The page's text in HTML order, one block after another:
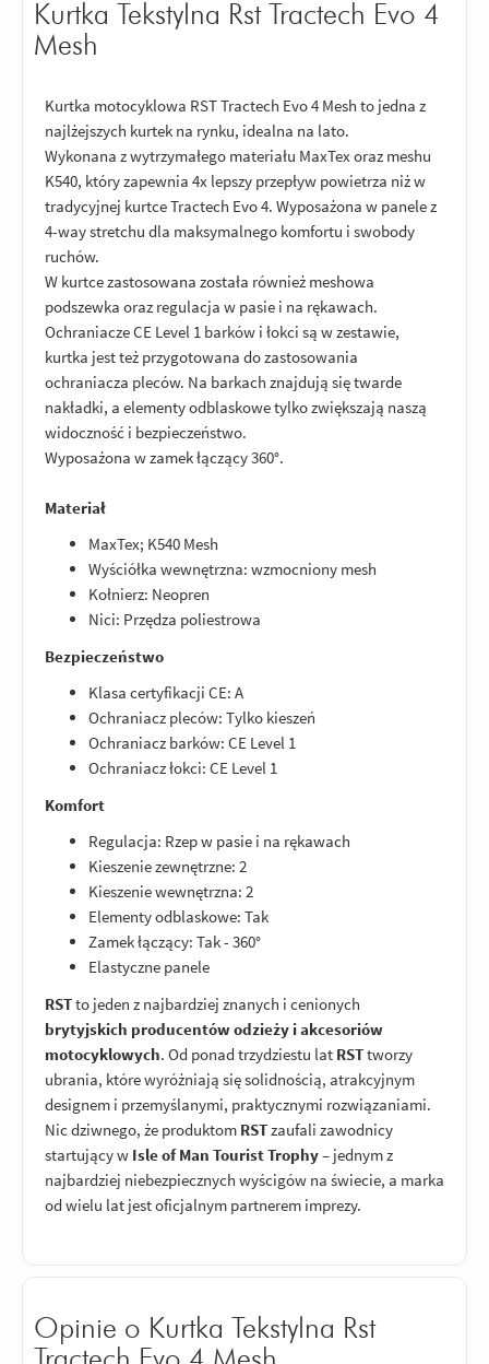
Kurtka Tekstylna Rst Tractech Evo 4
Mesh
Kurtka motocyklowa RST Tractech Evo 4 Mesh to jedna z
najlżejszych kurtek na rynku, idealna na lato.
Wykonana z wytrzymałego materiału MaxTex oraz meshu
K540, który zapewnia 4x lepszy przepływ powietrza niż w
tradycyjnej kurtce Tractech Evo 4. Wyposażona w panele z
4-way stretchu dla maksymalnego komfortu i swobody
ruchów.
W kurtce zastosowana została również meshowa
podszewka oraz regulacja w pasie i na rękawach.
Ochraniacze CE Level 1 barków i łokci są w zestawie,
kurtka jest też przygotowana do zastosowania
ochraniacza pleców. Na barkach znajdują się twarde
nakładki, a elementy odblaskowe tylko zwiększają naszą
widoczność i bezpieczeństwo.
Wyposażona w zamek łączący 360°.
Materiał
MaxTex; K540 Mesh
Wyściółka wewnętrzna: wzmocniony mesh
Kołnierz: Neopren
Nici: Przędza poliestrowa
Bezpieczeństwo
Klasa certyfikacji CE: A
Ochraniacz pleców: Tylko kieszeń
Ochraniacz barków: CE Level 1
Ochraniacz łokci: CE Level 1
Komfort
Regulacja: Rzep w pasie i na rękawach
Kieszenie zewnętrzne: 2
Kieszenie wewnętrzna: 2
Elementy odblaskowe: Tak
Zamek łączący: Tak - 360°
Elastyczne panele
RSTto jeden z najbardziej znanych i cenionych
brytyjskich producentów odzieży i akcesoriów
motocyklowych. Od ponad trzydziestu lat RSTtworzy
ubrania, które wyróżniają się solidnością, atrakcyjnym
designem i przemyślanymi, praktycznymi rozwiązaniami.
Nic dziwnego, że produktom RSTzaufali zawodnicy
startujący w Isle of Man Tourist Trophy– jednym z
najbardziej niebezpiecznych wyścigów na świecie, a marka
od wielu lat jest oficjalnym partnerem imprezy.
Opinie o Kurtka Tekstylna Rst